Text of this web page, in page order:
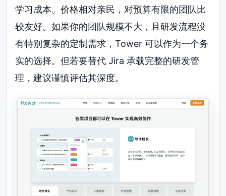
学习成本。价格相对亲民，对预算有限的团队比
较友好。如果你的团队规模不大，且研发流程没
有特别复杂的定制需求，Tower 可以作为一个务
实的选择。但若要替代 Jira 承载完整的研发管
理，建议谨慎评估其深度。